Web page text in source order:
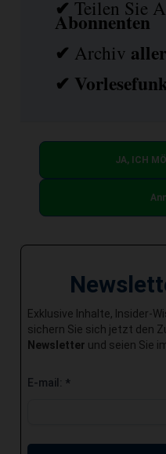
✔Teilen Sie
Abonnenten
✔ Archiv
✔
JA, ICH
Exklusive Inhalte, Insider-
sichern Sie sich jetzt den
Newsletter und seien Sie
E-mail: *